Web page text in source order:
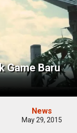
Game Baru
News
May 29, 2015